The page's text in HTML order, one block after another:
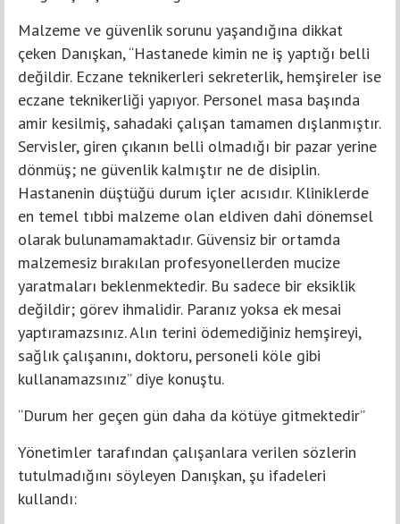
Malzeme ve güvenlik sorunu yaşandığına dikkat
çeken Danışkan, “Hastanede kimin ne iş yaptığı belli
değildir. Eczane teknikerleri sekreterlik, hemşireler ise
eczane teknikerliği yapıyor. Personel masa başında
amir kesilmiş, sahadaki çalışan tamamen dışlanmıştır.
Servisler, giren çıkanın belli olmadığı bir pazar yerine
dönmüş; ne güvenlik kalmıştır ne de disiplin.
Hastanenin düştüğü durum içler acısıdır. Kliniklerde
en temel tıbbi malzeme olan eldiven dahi dönemsel
olarak bulunamamaktadır. Güvensiz bir ortamda
malzemesiz bırakılan profesyonellerden mucize
yaratmaları beklenmektedir. Bu sadece bir eksiklik
değildir; görev ihmalidir. Paranız yoksa ek mesai
yaptıramazsınız. Alın terini ödemediğiniz hemşireyi,
sağlık çalışanını, doktoru, personeli köle gibi
kullanamazsınız” diye konuştu.
“Durum her geçen gün daha da kötüye gitmektedir”
Yönetimler tarafından çalışanlara verilen sözlerin
tutulmadığını söyleyen Danışkan, şu ifadeleri
kullandı: